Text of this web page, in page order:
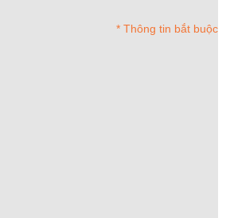
* Thông tin bắt buộc